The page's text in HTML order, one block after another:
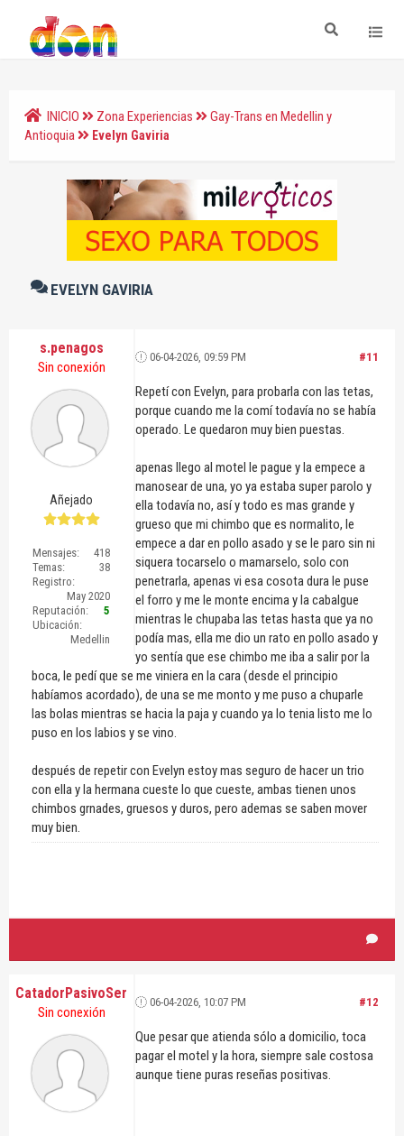
INICIO Zona Experiencias
Gay-Trans en Medellin y
Antioquia
Evelyn Gaviria
EVELYN GAVIRIA
s.penagos
Sin conexión
Añejado
Mensajes:
418
Temas:
38
Registro:
May 2020
Reputación:
5
Ubicación:
Medellin
#11
06-04-2026, 09:59 PM
Repetí con Evelyn, para probarla con las tetas,
porque cuando me la comí todavía no se había
operado. Le quedaron muy bien puestas.
apenas llego al motel le pague y la empece a
manosear de una, yo ya estaba super parolo y
ella todavía no, así y todo es mas grande y
grueso que mi chimbo que es normalito, le
empece a dar en pollo asado y se le paro sin ni
siquera tocarselo o mamarselo, solo con
penetrarla, apenas vi esa cosota dura le puse
el forro y me le monte encima y la cabalgue
mientras le chupaba las tetas hasta que ya no
podía mas, ella me dio un rato en pollo asado y
yo sentía que ese chimbo me iba a salir por la
boca, le pedí que se me viniera en la cara (desde el principio
habíamos acordado), de una se me monto y me puso a chuparle
las bolas mientras se hacia la paja y cuando ya lo tenia listo me lo
puso en los labios y se vino.
después de repetir con Evelyn estoy mas seguro de hacer un trio
con ella y la hermana cueste lo que cueste, ambas tienen unos
chimbos grnades, gruesos y duros, pero ademas se saben mover
muy bien.
CatadorPasivoSer
Sin conexión
#12
06-04-2026, 10:07 PM
Que pesar que atienda sólo a domicilio, toca
pagar el motel y la hora, siempre sale costosa
aunque tiene puras reseñas positivas.